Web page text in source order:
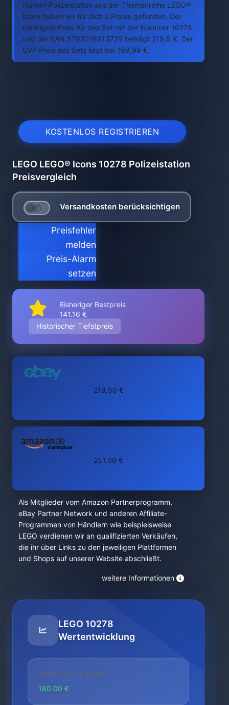
Namen Polizeistation aus der Themenreihe LEGO®
Icons haben wir für dich 2 Preise gefunden. Der
niedrigste Preis für das Set mit der Nummer 10278
und der EAN 5702016913729 beträgt 219,5 €. Der
UVP Preis des Sets liegt bei 199,99 €.
KOSTENLOS REGISTRIEREN
LEGO LEGO® Icons 10278 Polizeistation
Preisvergleich
Versandkosten berücksichtigen
Preisfehler
melden
Preis-Alarm
setzen
Bisheriger Bestpreis
141.16 €
Historischer Tiefstpreis
219,50 €
251,00 €
Als Mitglieder vom Amazon Partnerprogramm,
eBay Partner Network und anderen Affiliate-
Programmen von Händlern wie beispielsweise
LEGO verdienen wir an qualifizierten Verkäufen,
die ihr über Links zu den jeweiligen Plattformen
und Shops auf unserer Website abschließt.
weitere Informationen
LEGO 10278
Wertentwicklung
NIEDRIGSTER PREIS
180.00 €